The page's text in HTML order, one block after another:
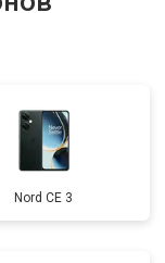
Nord CE 3